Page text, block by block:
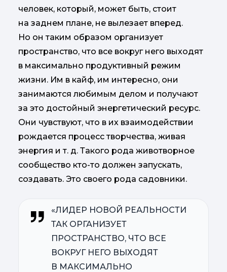
человек, который, может быть, стоит
на заднем плане, не вылезает вперед.
Но он таким образом организует
пространство, что все вокруг него выходят
в максимально продуктивный режим
жизни. Им в кайф, им интересно, они
занимаются любимым делом и получают
за это достойный энергетический ресурс.
Они чувствуют, что в их взаимодействии
рождается процесс творчества, живая
энергия и т. д. Такого рода животворное
сообщество кто-то должен запускать,
создавать. Это своего рода садовники.
«ЛИДЕР НОВОЙ РЕАЛЬНОСТИ
ТАК ОРГАНИЗУЕТ
ПРОСТРАНСТВО, ЧТО ВСЕ
ВОКРУГ НЕГО ВЫХОДЯТ
В МАКСИМАЛЬНО